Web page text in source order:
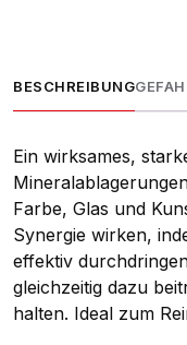
BESCHREIBUNG
Ein wirksames,
Farbe, Glas und
Synergie wirken,
effektiv
gleichzeitig dazu
halten. Ideal zum